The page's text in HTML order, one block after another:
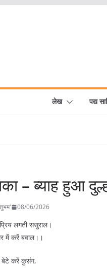
लेख पद्य
– ब्याह हुआ
08/06/2026
लगती ससुराल।
में करें बवाल।।
करें कुसंग,